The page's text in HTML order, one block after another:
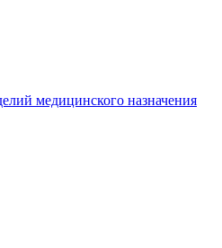
медицинского назначения